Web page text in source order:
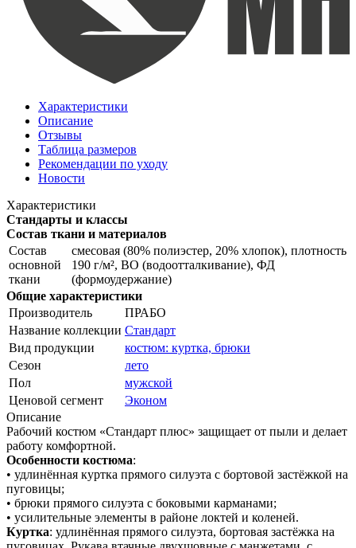
Характеристики
Описание
Отзывы
Таблица размеров
Рекомендации по уходу
Новости
Характеристики
Стандарты и классы
Состав ткани и материалов
Состав
основной
ткани
смесовая (80% полиэстер, 20% хлопок), плотность
190 г/м², ВО (водоотталкивание), ФД
(формоудержание)
Общие характеристики
Производитель
ПРАБО
Название коллекции Стандарт
Вид продукции
костюм: куртка, брюки
Сезон
лето
Пол
мужской
Ценовой сегмент
Эконом
Описание
Рабочий костюм «Стандарт плюс» защищает от пыли и делает
работу комфортной.
Особенности костюма:
• удлинённая куртка прямого силуэта с бортовой застёжкой на
пуговицы;
• брюки прямого силуэта с боковыми карманами;
• усилительные элементы в районе локтей и коленей.
Куртка: удлинённая прямого силуэта, бортовая застёжка на